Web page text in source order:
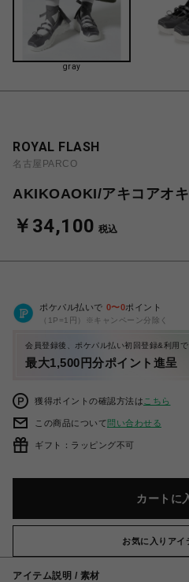
gray
ROYAL FLASH
名古屋PARCO
AKIKOAOKI/アキコアオ
￥34,100 税込
ポケパル払いで 0〜0ポイント
（1P=1円）※キャンペーン分除く
会員登録後、ポケパル払い初回登録&利用で
最大1,500円分ポイント進呈
獲得ポイントの確認方法は こちら
この商品について問い合わせる
ギフト：ラッピング不可
カートに
お気に入りアイ
アイテム説明 / 素材